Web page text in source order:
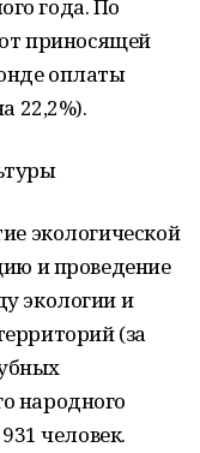
года. По
приносящей
оплаты
22,2%).
экологической
и проведение
экологии и
(за
народного
человек.